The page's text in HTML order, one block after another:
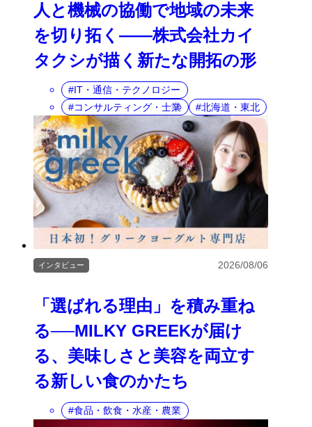
人と機械の協働で地域の未来
を切り拓く――株式会社カイ
タクシが描く新たな開拓の形
IT・通信・テクノロジー
コンサルティング・士業
北海道・東北
「選ばれる理由」を積み重ね
る──MILKY GREEKが届け
る、美味しさと美容を両立す
る新しい食のかたち
インタビュー 2026/08/06
食品・飲食・水産・農業